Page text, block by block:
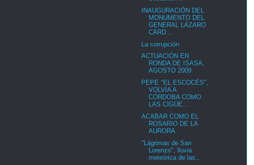
INAUGURACIÓN DEL
MONUMENTO DEL
GENERAL LÁZARO
CÁRD...
La corrupción
ACTUACIÓN EN
RONDA DE ISASA,
AGOSTO 2009
PEPE "EL ESCOCÉS",
VOLVÍA A
CÓRDOBA COMO
LAS CIGÜE...
ACABAR COMO EL
ROSARIO DE LA
AURORA
"Lágrimas de San
Lorenzo", lluvia
meteórica de las...